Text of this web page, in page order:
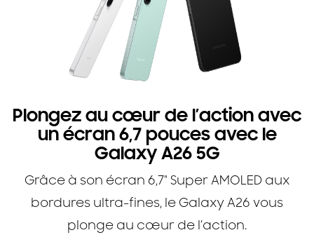
Plongez au cœur de l’action avec
un écran 6,7 pouces avec le
Galaxy A26 5G
Grâce à son écran 6,7" Super AMOLED aux
bordures ultra-fines, le Galaxy A26 vous
plonge au cœur de l’action.